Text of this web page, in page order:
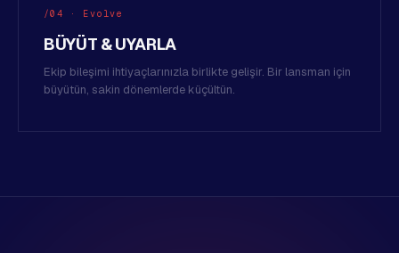
/04 · Evolve
BÜYÜT & UYARLA
Ekip bileşimi ihtiyaçlarınızla birlikte gelişir. Bir lansman için
büyütün, sakin dönemlerde küçültün.